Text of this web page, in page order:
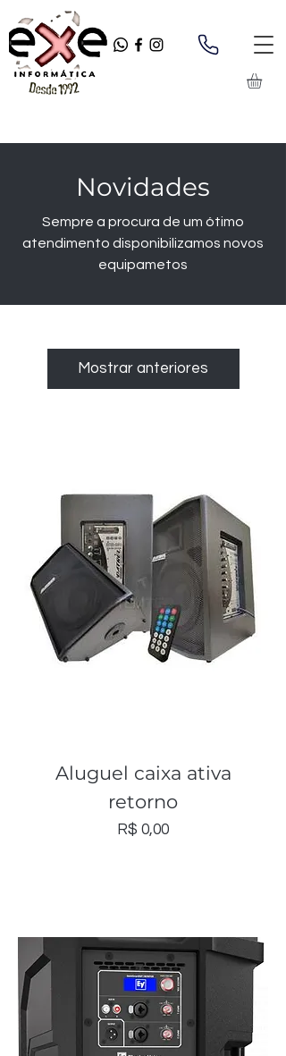
Novidades
Sempre a procura de um ótimo
atendimento disponibilizamos novos
equipametos
Mostrar anteriores
Aluguel caixa ativa
retorno
Preço
R$ 0,00